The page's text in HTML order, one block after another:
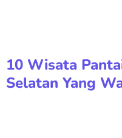
10 Wisata
Selatan Yang